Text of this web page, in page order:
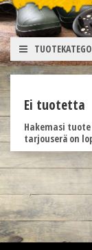
Ei tuotetta
Hakemasi
tarjouserä on